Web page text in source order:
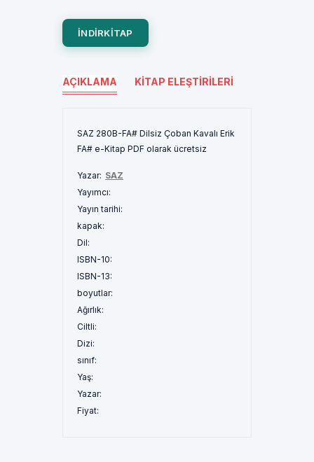
INDIRKITAP
AÇIKLAMA KITAP ELEŞTIRILERI
SAZ 280B-FA# Dilsiz Çoban Kavalı Erik
FA# e-Kitap PDF olarak ücretsiz
Yazar: SAZ
Yayımcı:
Yayın tarihi:
kapak:
Dil:
ISBN-10:
ISBN-13:
boyutlar:
Ağırlık:
Ciltli:
Dizi:
sınıf:
Yaş:
Yazar:
Fiyat: